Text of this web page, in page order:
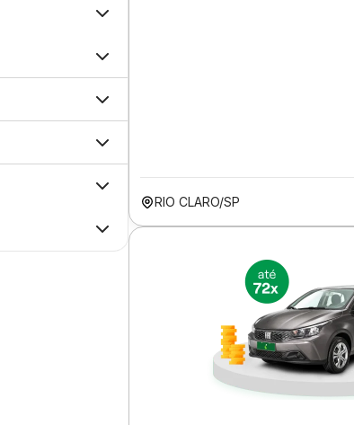
RIO CLARO/SP